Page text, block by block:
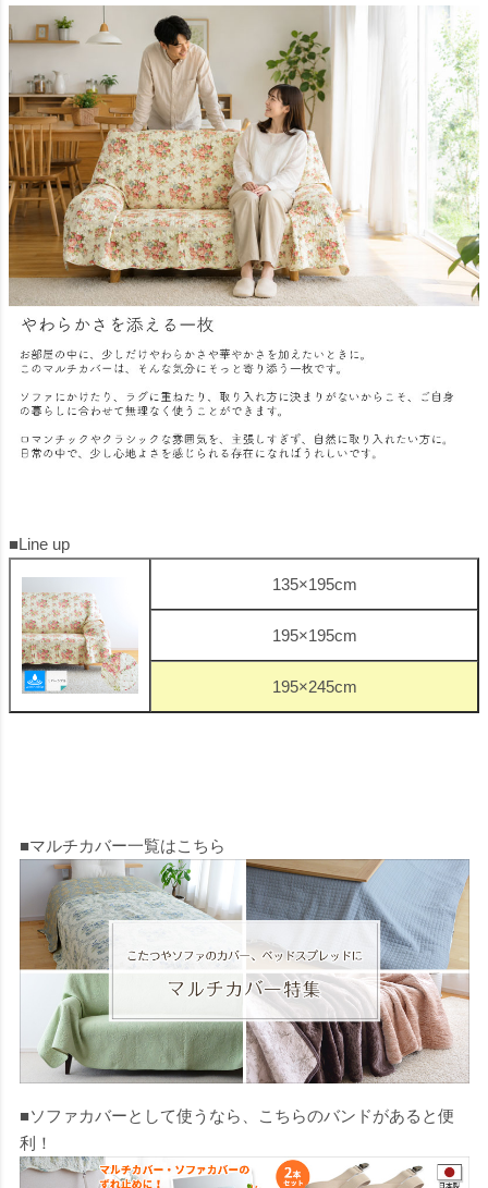
■Line up
135×195cm
195×195cm
195×245cm
■マルチカバー一覧はこちら
■ソファカバーとして使うなら、こちらのバンドがあると便
利！